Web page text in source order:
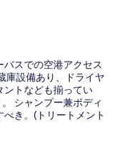
スでの空港アクセス
庫設備あり、ドライヤ
ントなども揃ってい
シャンプー兼ボディ
き。(トリートメント
ニティあり。歯ブラシ
た。 ペットボトルの